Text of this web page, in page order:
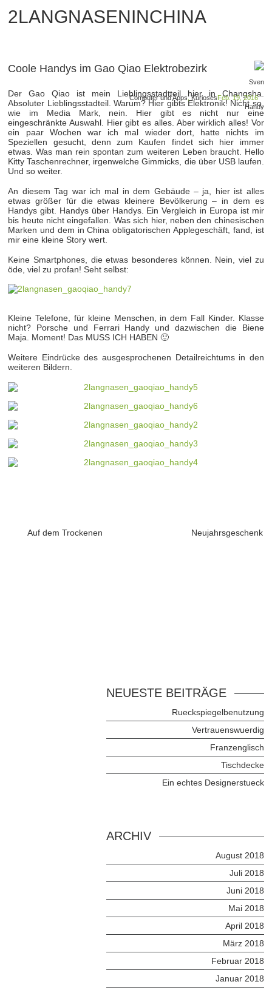
2LANGNASENINCHINA
Coole Handys im Gao Qiao Elektrobezirk
Sven
Feb. 19, 2016
Computer und Apps,Kurioses
Handy
Der Gao Qiao ist mein Lieblingsstadtteil hier in Changsha.
Absoluter Lieblingsstadteil. Warum? Hier gibts Elektronik! Nicht so,
wie im Media Mark, nein. Hier gibt es nicht nur eine
eingeschränkte Auswahl. Hier gibt es alles. Aber wirklich alles! Vor
ein paar Wochen war ich mal wieder dort, hatte nichts im
Speziellen gesucht, denn zum Kaufen findet sich hier immer
etwas. Was man rein spontan zum weiteren Leben braucht. Hello
Kitty Taschenrechner, irgenwelche Gimmicks, die über USB laufen.
Und so weiter.
An diesem Tag war ich mal in dem Gebäude – ja, hier ist alles
etwas größer für die etwas kleinere Bevölkerung – in dem es
Handys gibt. Handys über Handys. Ein Vergleich in Europa ist mir
bis heute nicht eingefallen. Was sich hier, neben den chinesischen
Marken und dem in China obligatorischen Applegeschäft, fand, ist
mir eine kleine Story wert.
Keine Smartphones, die etwas besonderes können. Nein, viel zu
öde, viel zu profan! Seht selbst:
Kleine Telefone, für kleine Menschen, in dem Fall Kinder. Klasse
nicht? Porsche und Ferrari Handy und dazwischen die Biene
Maja. Moment! Das MUSS ICH HABEN 🙂
Weitere Eindrücke des ausgesprochenen Detailreichtums in den
weiteren Bildern.
Auf dem Trockenen Neujahrsgeschenk
NEUESTE BEITRÄGE
Rueckspiegelbenutzung
Vertrauenswuerdig
Franzenglisch
Tischdecke
Ein echtes Designerstueck
ARCHIV
August 2018
Juli 2018
Juni 2018
Mai 2018
April 2018
März 2018
Februar 2018
Januar 2018